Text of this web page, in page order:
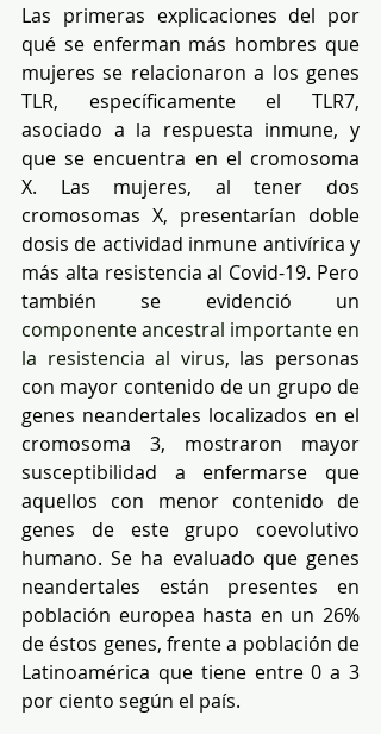
Las primeras explicaciones del por
qué se enferman más hombres que
mujeres se relacionaron a los genes
TLR, específicamente el TLR7,
asociado a la respuesta inmune, y
que se encuentra en el cromosoma
X. Las mujeres, al tener dos
cromosomas X, presentarían doble
dosis de actividad inmune antivírica y
más alta resistencia al Covid-19. Pero
componente ancestral importante en
la resistencia al virus, las personas
con mayor contenido de un grupo de
genes neandertales localizados en el
cromosoma 3, mostraron mayor
susceptibilidad a enfermarse que
aquellos con menor contenido de
genes de este grupo coevolutivo
humano. Se ha evaluado que genes
neandertales están presentes en
población europea hasta en un 26%
de éstos genes, frente a población de
Latinoamérica que tiene entre 0 a 3
por ciento según el país.